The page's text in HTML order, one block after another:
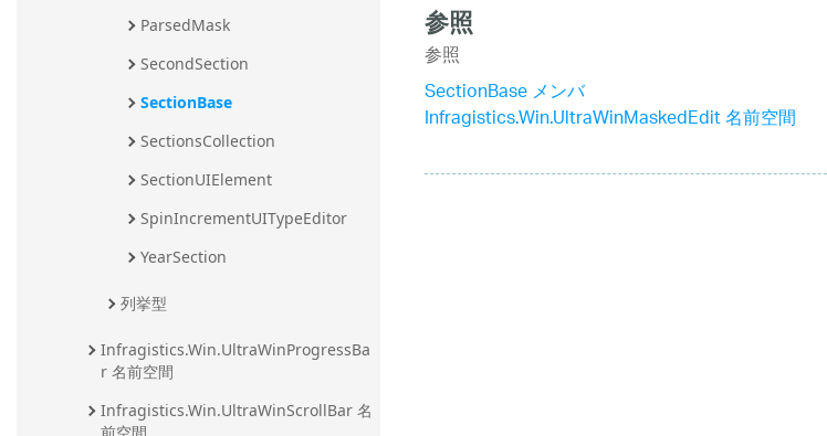
ParsedMask
SecondSection
SectionBase
SectionsCollection
SectionUIElement
SpinIncrementUITypeEditor
YearSection
列挙型
Infragistics.Win.UltraWinProgressBa
r 名前空間
Infragistics.Win.UltraWinScrollBar 名
参照
参照
SectionBase メンバ
Infragistics.Win.UltraWinMaskedEdit 名前空間